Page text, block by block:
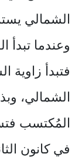
الشمالي
وعندما تبدأ
فتبدأ زاوية
الشمالي،
المُكتسب
في كانون